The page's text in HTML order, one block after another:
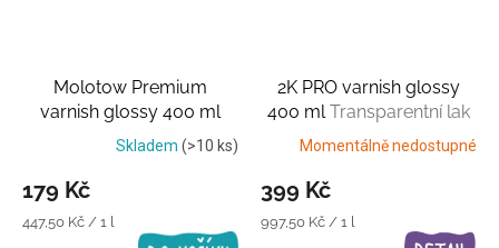
Molotow Premium
varnish glossy 400 ml
Transparentní lak
Skladem (>10 ks)
179 Kč
Měrná
447,50 Kč / 1 l
2K PRO varnish glossy
400 ml Transparentní lak
Momentálně nedostupné
399 Kč
Měrná
997,50 Kč / 1 l